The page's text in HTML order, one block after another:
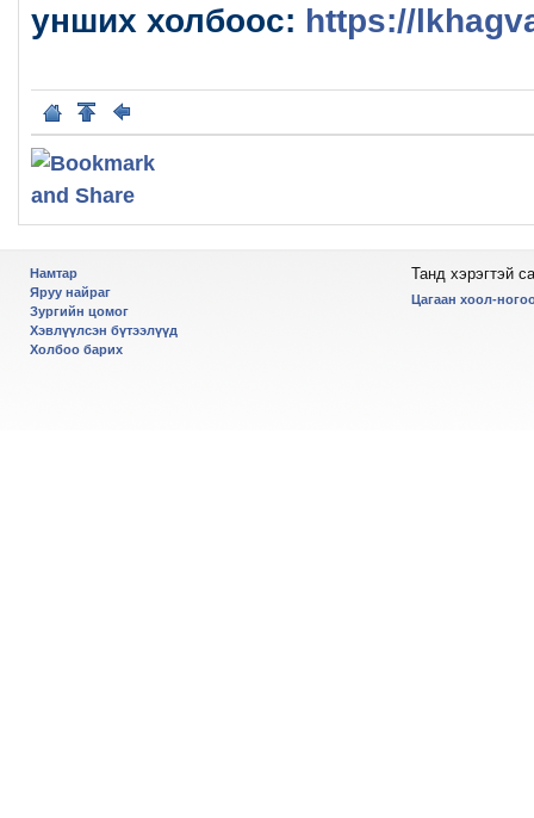
унших холбоос: https://
Намтар
Яруу найраг
Зургийн цомог
Хэвлүүлсэн бүтээлүүд
Холбоо барих
Танд хэрэгтэй
Цагаан хоол-